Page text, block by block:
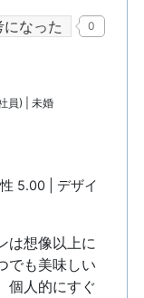
になった 0
員) | 未婚
5.00 | デザイ
は想像以上に
でも美味しい
個人的にすぐ